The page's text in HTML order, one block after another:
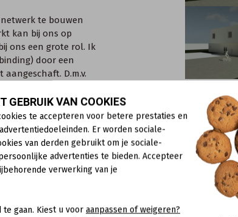
te bouwen
kan bij ons op
ons een grote rol. Ik
door een
D.m.v.
het onderdeel
Een kind kan de was
Nederland contact opgenomen. Per week zijn we
Na een stroomuitval bijvoorbeeld werkt de
een onmisbare schakel uit van onze
GEBRUIK VAN COOKIES
te accepteren voor betere prestaties en
Er worden sociale-
van derden gebruikt om je sociale-
advertenties te bieden. Accepteer
verwerking van je
gaan. Kiest u voor aanpassen of weigeren?